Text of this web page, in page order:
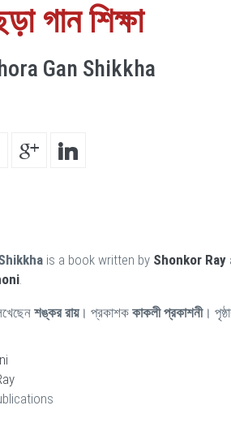
গান শিক্ষা
Gan Shikkha
is a book written by Shonkor Ray
.
শঙ্কর রায়। প্রকাশক কাকলী প্রকাশনী।